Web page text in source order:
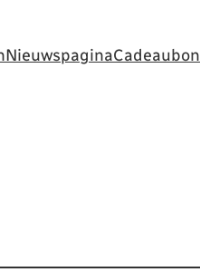
NieuwspaginaCadeaubon